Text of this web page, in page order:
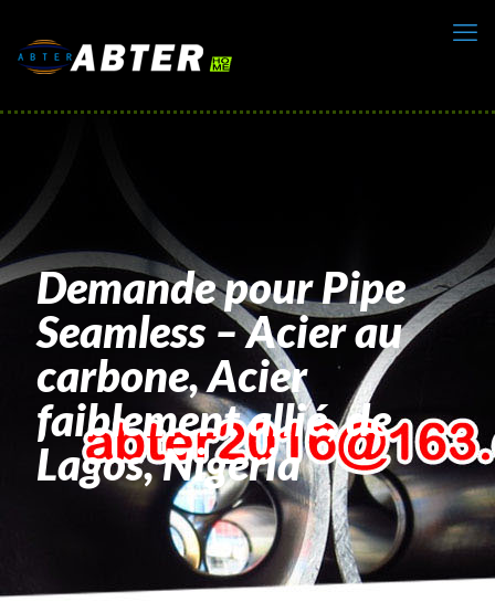
Demande pour Pipe
Seamless – Acier au
carbone, Acier
faiblement allié, de
Lagos, Nigeria